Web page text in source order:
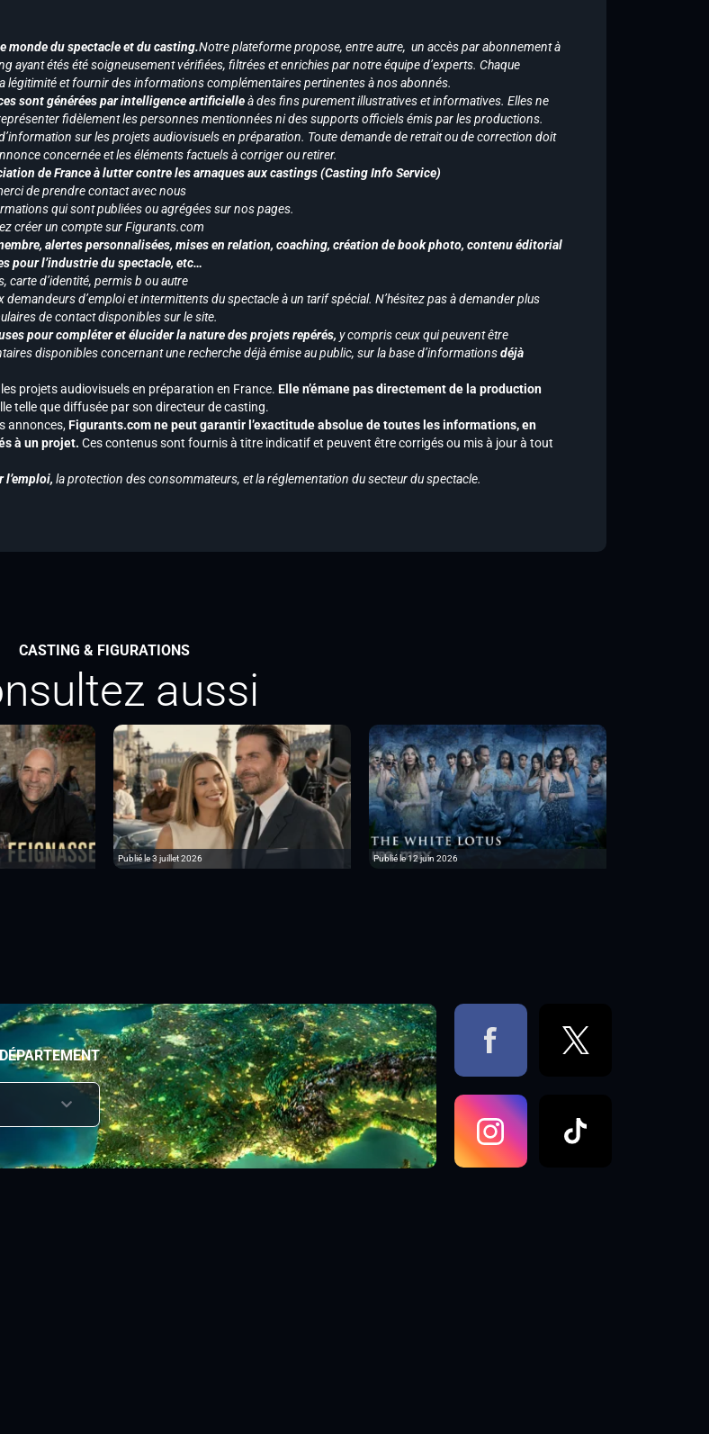
monde du spectacle et du casting.Notre plateforme propose, entre autre, un accès par abonnement à
ayant étés été soigneusement vérifiées, filtrées et enrichies par notre équipe d’experts. Chaque
légitimité et fournir des informations complémentaires pertinentes à nos abonnés.
sont générées par intelligence artificielleà des fins purement illustratives et informatives. Elles ne
fidèlement les personnes mentionnées ni des supports officiels émis par les productions.
sur les projets audiovisuels en préparation. Toute demande de retrait ou de correction doit
concernée et les éléments factuels à corriger ou retirer.
de France à lutter contre les arnaques aux castings (Casting Info Service)
de prendre contact avec nous
qui sont publiées ou agrégées sur nos pages.
créer un compte sur Figurants.com
alertes personnalisées, mises en relation, coaching, création de book photo, contenu éditorial
pour l’industrie du spectacle, etc…
carte d’identité, permis b ou autre
d’emploi et intermittents du spectacle à un tarif spécial. N’hésitez pas à demander plus
de contact disponibles sur le site.
pour compléter et élucider la nature des projets repérés, y compris ceux qui peuvent être
disponibles concernant une recherche déjà émise au public, sur la base d’informationsdéjà
projets audiovisuels en préparation en France. Elle n’émane pas directement de la production
telle que diffusée par son directeur de casting.
annonces,Figurants.com ne peut garantir l’exactitude absolue de toutes les informations, en
à un projet. Ces contenus sont fournis à titre indicatif et peuvent être corrigés ou mis à jour à tout
la protection des consommateurs, et la réglementation du secteur du spectacle.
CASTING & FIGURATIONS
aussi
Publié le 3 juillet 2026 Publié le 12 juin 2026